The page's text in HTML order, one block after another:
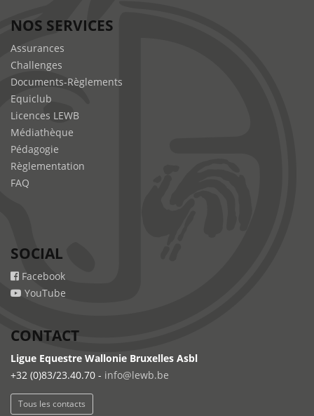
NOS SERVICES
Assurances
Challenges
Documents-Règlements
Equiclub
Licences LEWB
Médiathèque
Pédagogie
Règlementation
FAQ
SOCIAL
Facebook
YouTube
CONTACT
Ligue Equestre Wallonie Bruxelles Asbl
+32 (0)83/23.40.70 - info@lewb.be
Tous les contacts